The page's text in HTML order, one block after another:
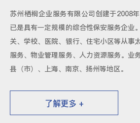
苏州栖桐企业服务有限公司创建于2008
已是具有一定规模的综合性保安服务企业
关、学校、医院、银行、住宅小区等从事
服务、物业管理服务、人力资源服务。业
县（市）、上海、南京、扬州等地区。
了解更多 +